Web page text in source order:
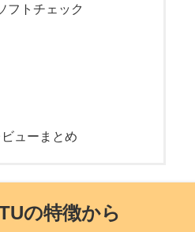
フトチェック
ューまとめ
の特徴から